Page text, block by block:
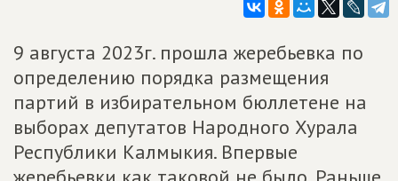
9 августа 2023г. прошла жеребьевка по
определению порядка размещения
партий в избирательном бюллетене на
выборах депутатов Народного Хурала
Республики Калмыкия. Впервые